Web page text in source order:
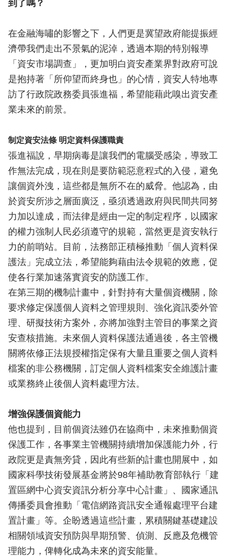
到了嗎？
在金融海嘯的影響之下，人們更是冀望政府能提振經
濟帶我們走出不景氣的泥淖，透過本期的特別報導
「資安市場調查」，更加明白資安產業界對政府可說
是抱持著「所仰望而終身也」的心情，資安人特地專
訪了行政院政務委員張進福，希望能藉此嗅出資安產
業未來的前景。
制定資安法條 明定資料保護職責
張進福說，早期病毒是讓我們的電腦受感染，導致工
作無法完成，現在則是要防範惡意程式的入侵，避免
讓個資外洩，這些都是無所不在的威脅。他認為，由
於資安所涉之層面廣泛，亟須透過政府與民間共同努
力加以達成，而法律是經由一定的制定程序，以國家
的權力強制人民必須遵守的規範，當然更是資安執行
力的前哨站。目前，法務部正積極推動「個人資料保
護法」完成立法，希望能夠藉由法令規範的效應，促
使各行業加速落實資安的防護工作。
在第三期的機制計畫中，針對持有大量個資機關，除
要求修定保護個人資料之管理規則、強化資訊委外管
理、研擬技術方案外，亦將加強對主管目的事業之資
安查核措施。未來個人資料保護法通過後，各主管機
關將依修正法規授權指定保有大量且重要之個人資料
檔案的非公務機關，訂定個人資料檔案安全維護計畫
或業務終止後個人資料處理方法。
增強保護個資能力
他也提到，目前個資法雖仍在協商中，未來推動個資
保護工作，各事業主管機關持續增加保護能力外，行
政院更是責無旁貸，因此有些新的計畫也開展中，如
國家科學技術發展基金將於98年補助教育部執行「建
置區網中心資安資訊分析分享中心計畫」、國家通訊
傳播委員會推動「電信網路資訊安全通報處理平台建
置計畫」等。企盼透過這些計畫，累積關鍵基礎建設
相關領域資安預防與早期預警、偵測、反應及危機管
理能力，俾轉化成為未來的資安能量。